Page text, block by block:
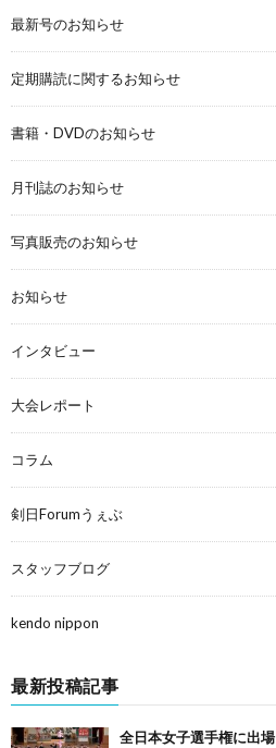
最新号のお知らせ
定期購読に関するお知らせ
書籍・DVDのお知らせ
月刊誌のお知らせ
写真販売のお知らせ
お知らせ
インタビュー
大会レポート
コラム
剣日Forumうぇぶ
スタッフブログ
kendo nippon
最新投稿記事
全日本女子選手権に出場